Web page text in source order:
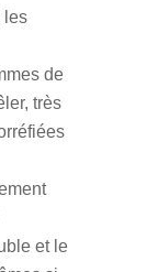
les
de
très
et le